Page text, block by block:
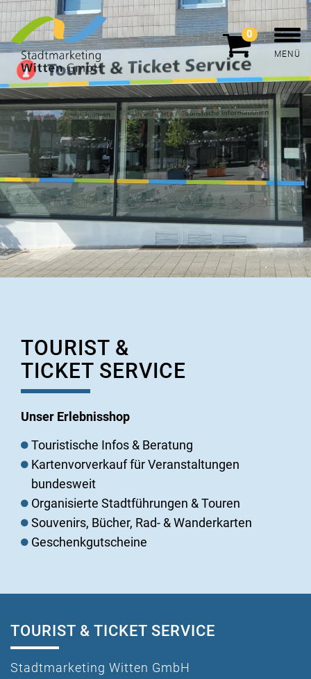
0
MENÜ
TOURIST &
TICKET SERVICE
Unser Erlebnisshop
Touristische Infos & Beratung
Kartenvorverkauf für Veranstaltungen
bundesweit
Organisierte Stadtführungen & Touren
Souvenirs, Bücher, Rad- & Wanderkarten
Geschenkgutscheine
TOURIST & TICKET SERVICE
Stadtmarketing Witten GmbH